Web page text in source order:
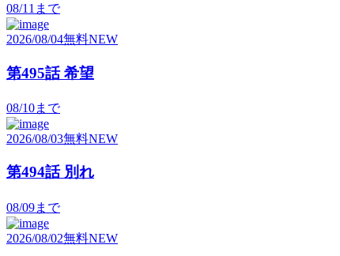
08/11 まで
2026/08/04無料NEW
第495話 希望
08/10まで
2026/08/03無料NEW
第494話 別れ
08/09まで
2026/08/02無料NEW